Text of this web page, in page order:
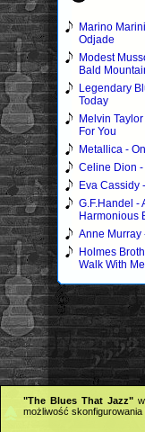
Marino
Odjade
Modest
Bald
Legendary
Today
Melvin
For You
Metallica -
Celine Dion -
Eva Cassidy
G.F.Handel -
Harmonious
Anne Murray
Holmes
Walk With Me
"The Blues That Jazz"
możliwość